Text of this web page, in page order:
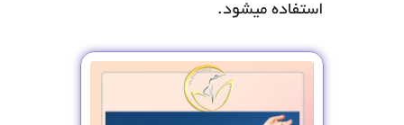
استفاده میشود.